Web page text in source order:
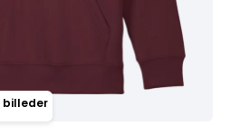
billeder